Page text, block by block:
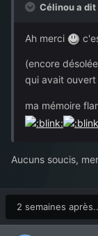
Célinou a dit
Ah merci
(encore
qui avait
ma mémoire
Aucuns soucis,
2 semaines